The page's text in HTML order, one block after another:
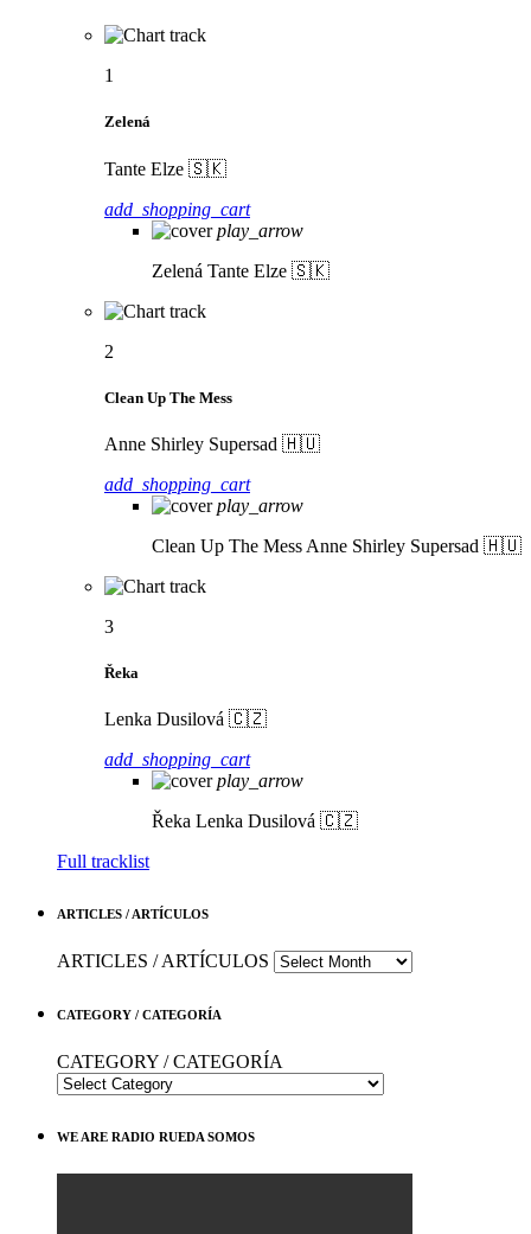
1
Zelená
Tante Elze 🇸🇰
add_shopping_cart
play_arrow
Zelená Tante Elze 🇸🇰
2
Clean Up The Mess
Anne Shirley Supersad 🇭🇺
add_shopping_cart
play_arrow
Clean Up The Mess Anne Shirley Supersad 🇭🇺
3
Řeka
Lenka Dusilová 🇨🇿
add_shopping_cart
play_arrow
Řeka Lenka Dusilová 🇨🇿
Full tracklist
ARTICLES / ARTÍCULOS
ARTICLES / ARTÍCULOS
CATEGORY / CATEGORÍA
CATEGORY / CATEGORÍA
WE ARE RADIO RUEDA SOMOS